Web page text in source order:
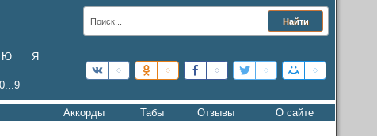
Ю Я
0...9
Аккорды Табы Отзывы О сайте